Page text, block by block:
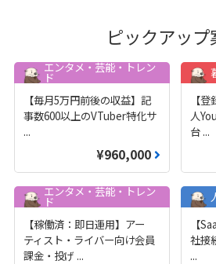
ピックアップ
エンタメ・芸能・トレン
ド
【毎月5万円前後の収益】記
事数600以上のVTuber特化サ
...
¥960,000
【
人
台 ...
エンタメ・芸能・トレン
ド
【稼働済：即日運用】アー
ティスト・ライバー向け会員
課金・投げ ...
【
社接
...